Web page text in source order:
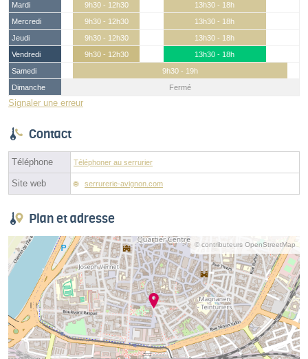
Mardi
9h30 - 12h30
13h30 - 18h
Mercredi
9h30 - 12h30
13h30 - 18h
Jeudi
9h30 - 12h30
13h30 - 18h
Vendredi
9h30 - 12h30
13h30 - 18h
Samedi
9h30 - 19h
Dimanche
Fermé
Signaler une erreur
Contact
Téléphone Téléphoner au serrurier
Site web serrurerie-avignon.com
Plan et adresse
© contributeurs OpenStreetMap